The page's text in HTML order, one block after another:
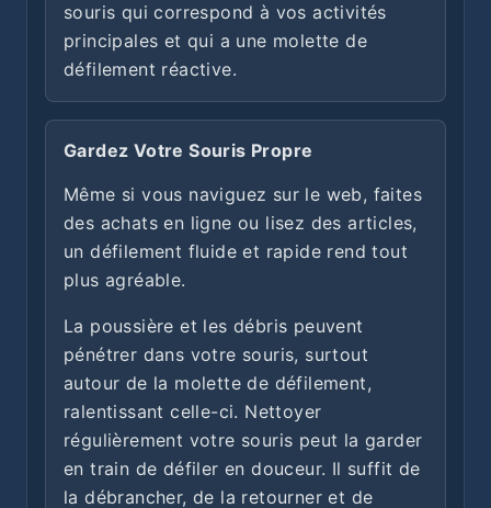
souris qui correspond à vos activités
principales et qui a une molette de
défilement réactive.
Gardez Votre Souris Propre
Même si vous naviguez sur le web, faites
des achats en ligne ou lisez des articles,
un défilement fluide et rapide rend tout
plus agréable.
La poussière et les débris peuvent
pénétrer dans votre souris, surtout
autour de la molette de défilement,
ralentissant celle-ci. Nettoyer
régulièrement votre souris peut la garder
en train de défiler en douceur. Il suffit de
la débrancher, de la retourner et de